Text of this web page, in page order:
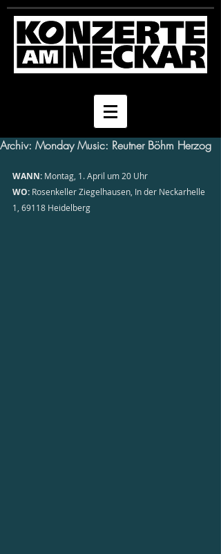
Archiv: Monday Music: Reutner Böhm Herzog
WANN: Montag, 1. April um 20 Uhr
WO: Rosenkeller Ziegelhausen, In der Neckarhelle
1, 69118 Heidelberg